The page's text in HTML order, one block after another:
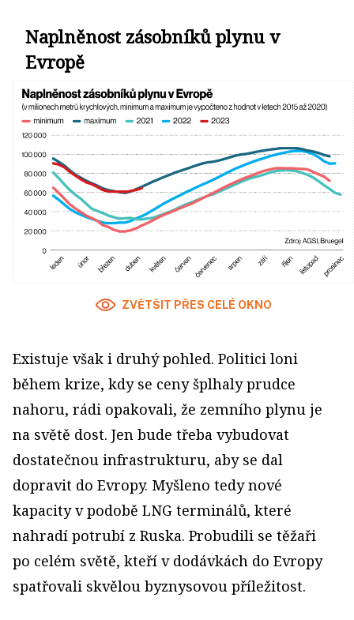
Naplněnost zásobníků plynu v
Evropě
ZVĚTŠIT PŘES CELÉ OKNO
Existuje však i druhý pohled. Politici loni
během krize, kdy se ceny šplhaly prudce
nahoru, rádi opakovali, že zemního plynu je
na světě dost. Jen bude třeba vybudovat
dostatečnou infrastrukturu, aby se dal
dopravit do Evropy. Myšleno tedy nové
kapacity v podobě LNG terminálů, které
nahradí potrubí z Ruska. Probudili se těžaři
po celém světě, kteří v dodávkách do Evropy
spatřovali skvělou byznysovou příležitost.